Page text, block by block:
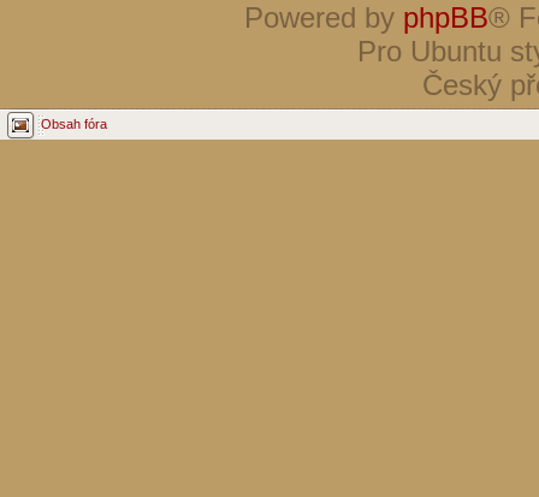
Powered by phpBB®
Pro Ubuntu
Český
Obsah fóra